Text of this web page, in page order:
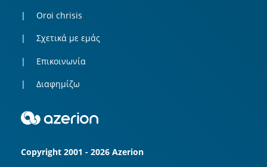
Oroi chrisis
Σχετικά με εμάς
Επικοινωνία
Διαφημίζω
Copyright 2001 - 2026 Azerion